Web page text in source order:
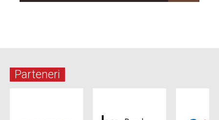
Parteneri